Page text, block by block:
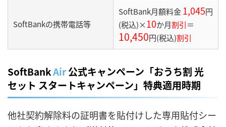
SoftBankの携帯電話等
SoftBank月額料金1,045円
(税込)×10か月割引＝
10,450円(税込)割引
SoftBankAir公式キャンペーン「おうち割 光
セット スタートキャンペーン」特典適用時期
他社契約解除料の証明書を貼付けした専用貼付シー